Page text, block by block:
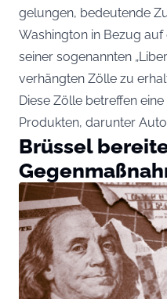
gelungen, bedeutende
Washington in Bezug
seiner sogenannten
verhängten Zölle zu
Diese Zölle betreffen
Produkten, darunter
Brüssel